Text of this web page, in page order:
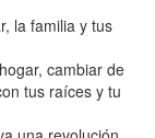
la familia y tus
cambiar de
tus raíces y tu